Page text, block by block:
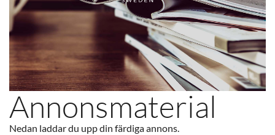
Annonsmaterial
Nedan laddar du upp din färdiga annons.